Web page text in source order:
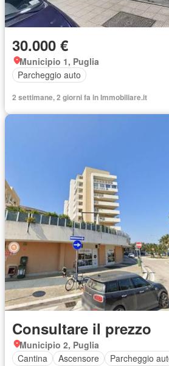
30.000 €
Municipio 1, Puglia
Parcheggio auto
2 settimane, 2 giorni fa in Immobiliare.it
Consultare il prezzo
Municipio 2, Puglia
Cantina
Ascensore Parcheggio